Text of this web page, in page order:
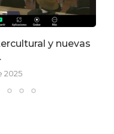
y nuevas
2025